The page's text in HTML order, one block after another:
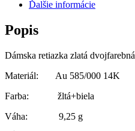
Ďalšie informácie
Popis
Dámska retiazka zlatá dvojfarebná
Materiál: Au 585/000 14K
Farba: žltá+biela
Váha: 9,25 g